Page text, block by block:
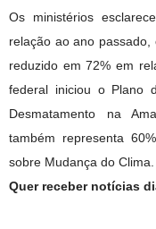
Os ministérios
relação ao ano
reduzido em 72% em
federal iniciou o Plano
Desmatamento na
também representa
sobre Mudança do Clima.
Quer receber notícias